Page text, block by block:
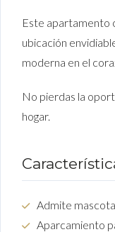
Este apartamento
ubicación
moderna en el
No pierdas la
hogar.
Admite
Aparcamiento